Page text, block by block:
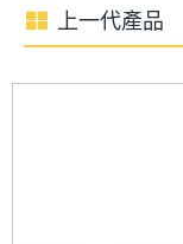
POCO C85 配
搭載 POCO 影
膩呈現畫面紋理
像模式，讓每一
格式
ROM儲
128
上一代產品